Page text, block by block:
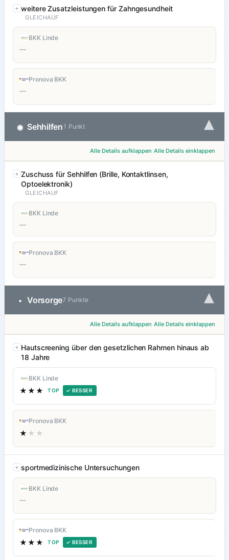
weitere Zusatzleistungen für Zahngesundheit
GLEICHAUF
BKK Linde
—
Pronova BKK
—
◉ Sehhilfen 1 Punkt ▾
Alle Details aufklappen Alle Details einklappen
Zuschuss für Sehhilfen (Brille, Kontaktlinsen,
Optoelektronik)
GLEICHAUF
BKK Linde
—
Pronova BKK
—
• Vorsorge7 Punkte ▾
Alle Details aufklappen Alle Details einklappen
Hautscreening über den gesetzlichen Rahmen hinaus ab
18 Jahre
BKK Linde
★★★ TOP ✓ BESSER
Pronova BKK
★ ★★
sportmedizinische Untersuchungen
BKK Linde
—
Pronova BKK
★★★ TOP ✓ BESSER